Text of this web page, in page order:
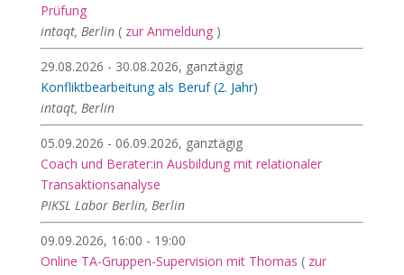
Prüfung
intaqt, Berlin ( zur Anmeldung)
29.08.2026 - 30.08.2026, ganztägig
Konfliktbearbeitung als Beruf (2. Jahr)
intaqt, Berlin
05.09.2026 - 06.09.2026, ganztägig
Coach und Berater:in Ausbildung mit relationaler
Transaktionsanalyse
PIKSL Labor Berlin, Berlin
09.09.2026, 16:00 - 19:00
Online TA-Gruppen-Supervision mit Thomas ( zur